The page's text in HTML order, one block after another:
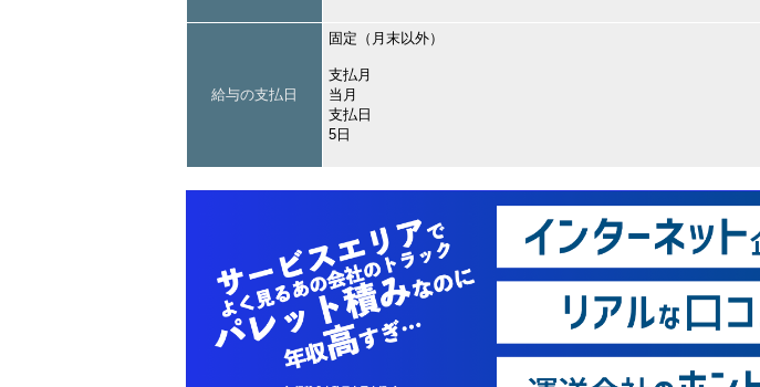
給与の支払日
固定（月末以外）
支払月
当月
支払日
5日